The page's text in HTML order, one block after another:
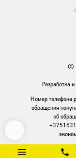
©
Разработка
Номер телефона
обращения
об